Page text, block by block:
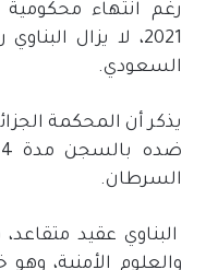
رغم انتهاء محكومية
2021، لا يزال
السعودي.
يذكر أن المحكمة
السرطان.
البناوي عقيد
والعلوم الأمنية،